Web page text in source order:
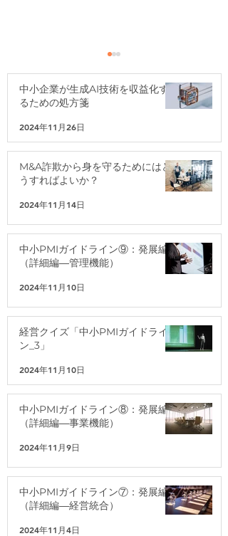
経営クイズ「財務分析
（その３）」
中小企業が生成AI技術を収益化す
るための処方箋
2024年11月26日
M&A詐欺から身を守るためにはど
うすればよいか？
2024年11月14日
中小PMIガイドライン⑨：発展編
（詳細編―管理機能）
2024年11月10日
経営クイズ「中小PMIガイドライ
ン_3」
2024年11月10日
中小PMIガイドライン⑧：発展編
（詳細編―事業機能）
2024年11月9日
中小PMIガイドライン⑦：発展編
（詳細編―経営統合）
2024年11月4日